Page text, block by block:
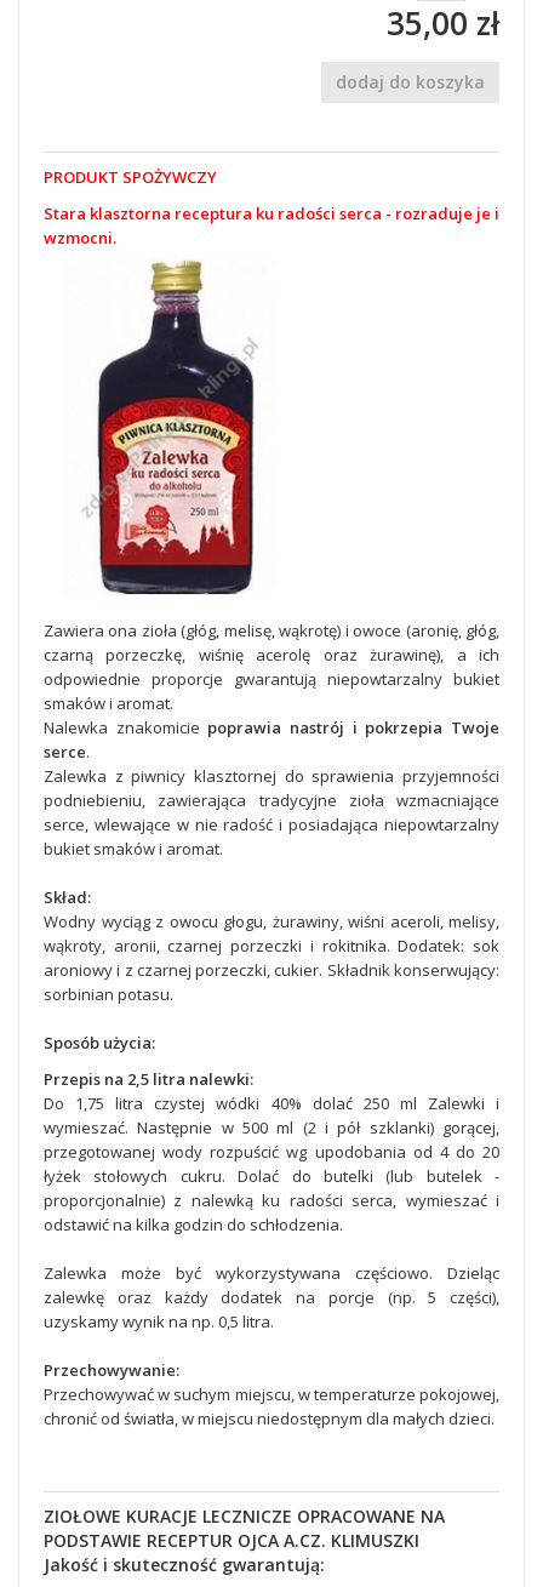
35,00 zł
dodaj do koszyka
PRODUKT SPOŻYWCZY
Stara klasztorna receptura ku radości serca - rozraduje je i
wzmocni.
Zawiera ona zioła (głóg, melisę, wąkrotę) i owoce (aronię, głóg,
czarną porzeczkę, wiśnię acerolę oraz żurawinę), a ich
odpowiednie proporcje gwarantują niepowtarzalny bukiet
smaków i aromat.
Nalewka znakomicie poprawia nastrój i pokrzepia Twoje
serce.
Zalewka z piwnicy klasztornej do sprawienia przyjemności
podniebieniu, zawierająca tradycyjne zioła wzmacniające
serce, wlewające w nie radość i posiadająca niepowtarzalny
bukiet smaków i aromat.
Skład:
Wodny wyciąg z owocu głogu, żurawiny, wiśni aceroli, melisy,
wąkroty, aronii, czarnej porzeczki i rokitnika. Dodatek: sok
aroniowy i z czarnej porzeczki, cukier. Składnik konserwujący:
sorbinian potasu.
Sposób użycia:
Przepis na 2,5 litra nalewki:
Do 1,75 litra czystej wódki 40% dolać 250 ml Zalewki i
wymieszać. Następnie w 500 ml (2 i pół szklanki) gorącej,
przegotowanej wody rozpuścić wg upodobania od 4 do 20
łyżek stołowych cukru. Dolać do butelki (lub butelek -
proporcjonalnie) z nalewką ku radości serca, wymieszać i
odstawić na kilka godzin do schłodzenia.
Zalewka może być wykorzystywana częściowo. Dzieląc
zalewkę oraz każdy dodatek na porcje (np. 5 części),
uzyskamy wynik na np. 0,5 litra.
Przechowywanie:
Przechowywać w suchym miejscu, w temperaturze pokojowej,
chronić od światła, w miejscu niedostępnym dla małych dzieci.
ZIOŁOWE KURACJE LECZNICZE OPRACOWANE NA
PODSTAWIE RECEPTUR OJCA A.CZ. KLIMUSZKI
Jakość i skuteczność gwarantują: